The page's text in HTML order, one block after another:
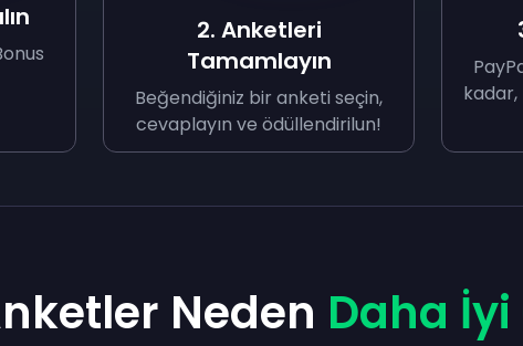
2. Anketleri
Tamamlayın
Beğendiğiniz bir anketi seçin,
cevaplayın ve ödüllendirilun!
Neden Daha İyi